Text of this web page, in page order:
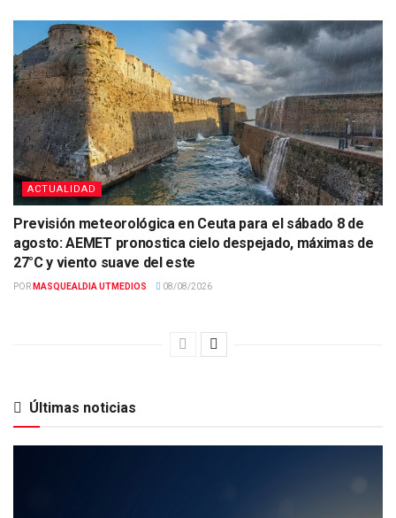
ACTUALIDAD
Previsión meteorológica en Ceuta para el sábado 8 de
agosto: AEMET pronostica cielo despejado, máximas de
27°C y viento suave del este
POR MASQUEALDIA UTMEDIOS 08/08/2026
Últimas noticias